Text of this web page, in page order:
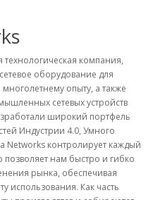
компания,
оборудование для
опыту, а также
сетевых устройств
широкий портфель
Индустрии 4.0, Умного
Networks контролирует каждый
позволяет нам быстро и гибко
рынка, обеспечивая
использования. Как часть